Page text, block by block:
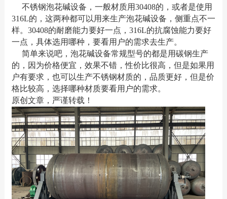
不锈钢泡花碱设备，一般材质用30408的，或者是使用
316L的，这两种都可以用来生产泡花碱设备，侧重点不一
样。30408的耐磨能力要好一点，316L的抗腐蚀能力要好
一点，具体选用哪种，要看用户的需求去生产。
简单来说吧，泡花碱设备常规型号的都是用碳钢生产
的，因为价格便宜，效果不错，性价比很高，但是如果用
户有要求，也可以生产不锈钢材质的，品质更好，但是价
格比较高，选择哪种材质要看用户的需求。
原创文章，严谨转载！